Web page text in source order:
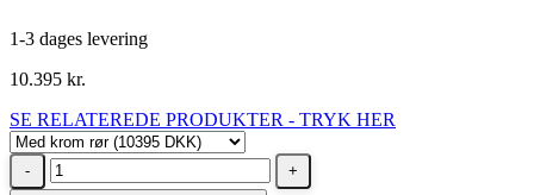
1-3 dages levering
10.395 kr.
SE RELATEREDE PRODUKTER - TRYK HER
Lavabo
Retro